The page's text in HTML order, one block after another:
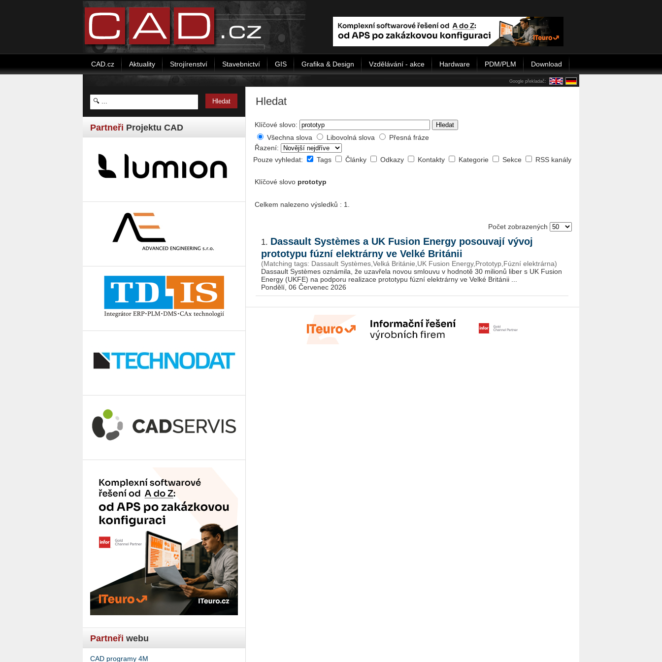
CAD.cz Aktuality Strojírenství Stavebnictví GIS Grafika & Design Vzdělávání - akce Hardware PDM/PLM Download
Google překladač:
Partneři Projektu CAD
Partneři webu
CAD programy 4M
Hledat
Klíčové slovo: Hledat
Všechna slova Libovolná slova
Přesná fráze
Řazení:
Pouze vyhledat:
Tags Články Odkazy Kontakty Kategorie Sekce RSS kanály
Klíčové slovo prototyp
Celkem nalezeno výsledků : 1.
Počet zobrazených
1. Dassault Systèmes a UK Fusion Energy posouvají vývoj
prototypu fúzní elektrárny ve Velké Británii
(Matching tags: Dassault Systèmes,Velká Británie,UK Fusion Energy,Prototyp,Fúzní elektrárna)
Das­sault Sys­tè­mes ozná­mi­la, že uza­vře­la novou smlou­vu v hod­no­tě 30 mi­li­o­nů liber s UK Fusi­on
Ener­gy (UKFE) na pod­po­ru re­a­li­za­ce pro­to­ty­pu fúzní elek­trár­ny ve Velké Bri­tá­nii ...
Pondělí, 06 Červenec 2026